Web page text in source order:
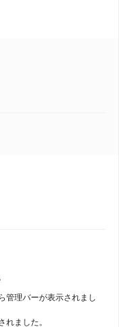
管理バーが表示されまし
ました。